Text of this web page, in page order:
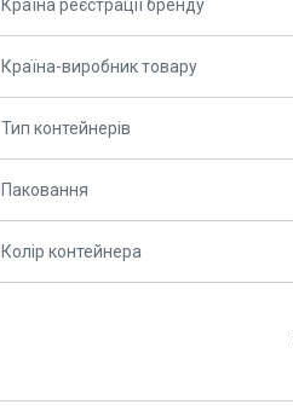
Країна реєстрації бренду
Країна-виробник товару
Тип контейнерів
Паковання
Колір контейнера